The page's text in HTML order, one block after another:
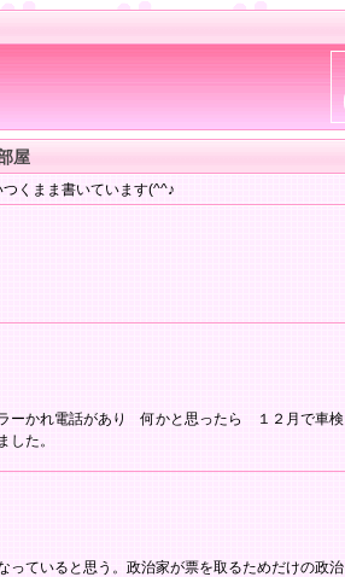
屋
くまま書いています(^^♪
ーかれ電話があり 何かと思ったら １２月で車検
した。
ていると思う。政治家が票を取るためだけの政治